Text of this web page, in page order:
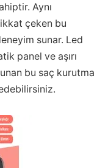
Aynı
çeken bu
sunar. Led
panel ve aşırı
bu saç kurutma